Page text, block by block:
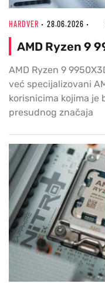
HARDVER 28.06.2026
AMD Ryzen 9
AMD Ryzen 9
već specijalizovani
korisnicima kojima je
presudnog značaja